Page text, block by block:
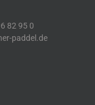
82 95 0
paddel.de